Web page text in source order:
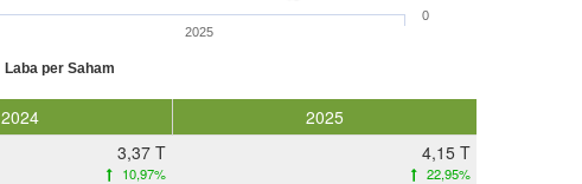
Laba per Saham
2025
0
2024
2025
3,37 T
10,97%
4,15 T
22,95%